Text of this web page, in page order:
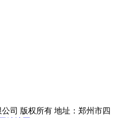
司 版权所有 地址：郑州市四